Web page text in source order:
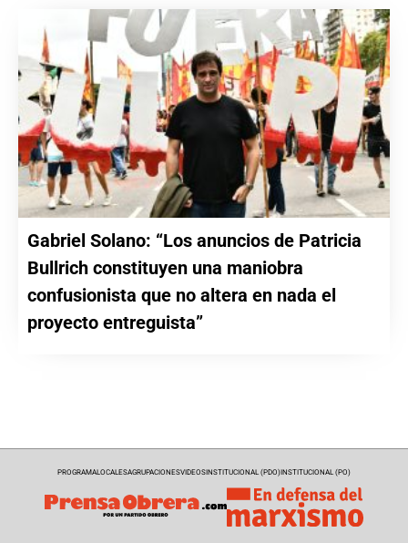
Gabriel Solano: “Los anuncios de Patricia
Bullrich constituyen una maniobra
confusionista que no altera en nada el
proyecto entreguista”
PROGRAMALOCALESAGRUPACIONESVIDEOSINSTITUCIONAL (PDO)INSTITUCIONAL (PO)